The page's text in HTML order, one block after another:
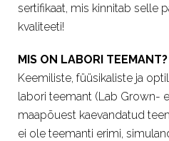
sertifikaat, mis kinnitab selle
kvaliteeti!
MIS ON LABORI TEEMANT?
Keemiliste, füüsikaliste ja
labori teemant (Lab Grown-
maapõuest kaevandatud
ei ole teemanti erimi,